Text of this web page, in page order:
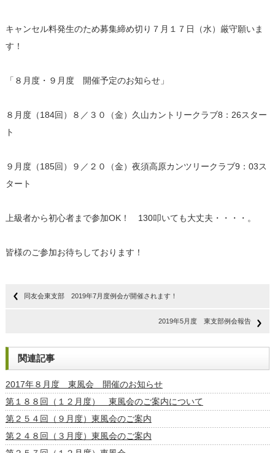
キャンセル料発生のため募集締め切り７月１７日（水）厳守願いま
す！
「８月度・９月度 開催予定のお知らせ」
８月度（184回）８／３０（金）久山カントリークラブ8：26スター
ト
９月度（185回）９／２０（金）夜須高原カンツリークラブ9：03ス
タート
上級者から初心者まで参加OK！ 130叩いても大丈夫・・・・。
皆様のご参加お待ちしております！
同友会東支部 2019年7月度例会が開催されます！
2019年5月度 東支部例会報告
関連記事
2017年８月度 東風会 開催のお知らせ
第１８８回（１２月度） 東風会のご案内について
第２５４回（９月度）東風会のご案内
第２４８回（３月度）東風会のご案内